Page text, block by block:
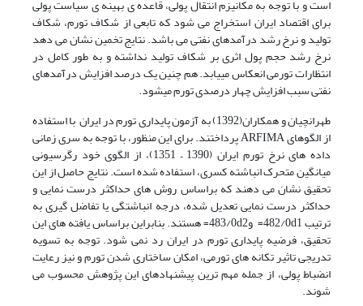
است و با توجه به مکانیزم انتقال پولی، قاعده ی بهینه ی سیاست پولی
برای اقتصاد ایران استخراج می شود که تابعی از شکاف تورم، شکاف
تولید و نرخ رشد درآمدهای نفتی می باشد. نتایج تخمین نشان می دهد
نرخ رشد حجم پول اثری بر شکاف تولید نداشته و به طور کامل در
انتظارات تورمی انعکاس می­یابد. هم چنین یک درصد افزایش درآمدهای
نفتی سبب افزایش چهار درصدی تورم می­شود.
طهرانچیان و همکاران(1392) به آزمون پایداری تورم در ایران با استفاده
از الگوهای ARFIMA پرداختند. برای این منظور، با توجه به سری زمانی
داده های نرخ تورم ایران (1390 – 1351)، از الگوی خود رگرسیونی
میانگین متحرک انباشته کسری، استفاده شده است. نتایج حاصل از این
تحقیق نشان می دهند که براساس روش های حداکثر درست نمایی و
حداکثر درست نمایی تعدیل شده، درجه انباشتگی یا تفاضل گیری به
ترتیب 482/0d1= و483/0d2= هستند. بنابراین براساس یافته های این
تحقیق، فرضیه پایداری تورم در ایران رد نمی شود. توجه به تسویه
تدریجی تاثیر تکانه های تورمی، امکان ساختاری شدن تورم و نیز رعایت
انضباط پولی، از جمله مهم ترین پیشنهادهای این پژوهش محسوب می
شوند.